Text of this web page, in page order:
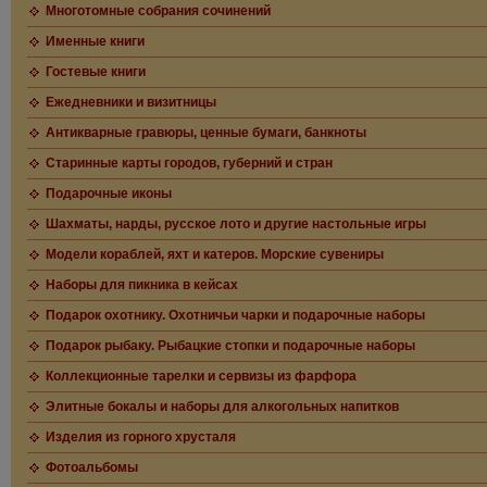
Многотомные собрания сочинений
Именные книги
Гостевые книги
Ежедневники и визитницы
Антикварные гравюры, ценные бумаги, банкноты
Старинные карты городов, губерний и стран
Подарочные иконы
Шахматы, нарды, русское лото и другие настольные игры
Модели кораблей, яхт и катеров. Морские сувениры
Наборы для пикника в кейсах
Подарок охотнику. Охотничьи чарки и подарочные наборы
Подарок рыбаку. Рыбацкие стопки и подарочные наборы
Коллекционные тарелки и сервизы из фарфора
Элитные бокалы и наборы для алкогольных напитков
Изделия из горного хрусталя
Фотоальбомы